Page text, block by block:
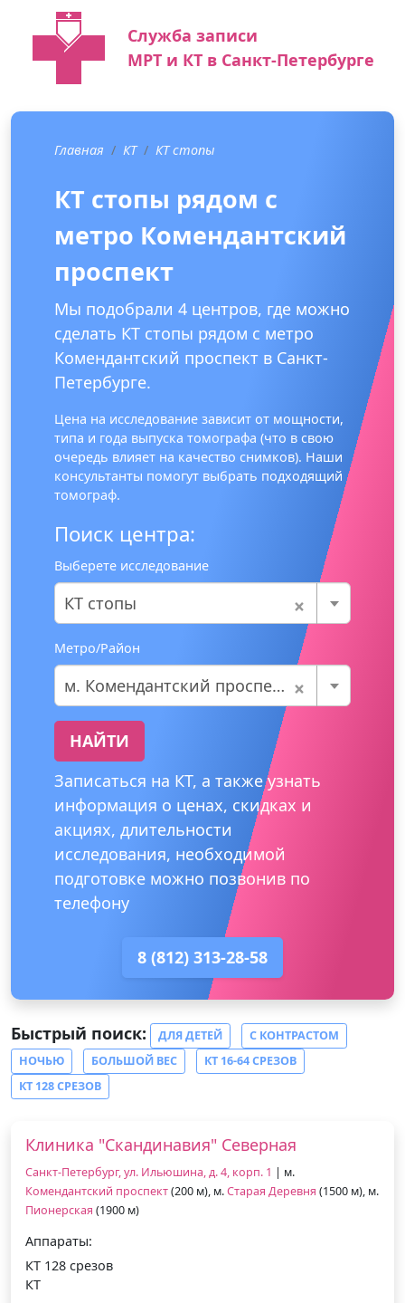
Служба записи
МРТ и КТ в Санкт-Петербурге
Главная КТ КТ стопы
КТ стопы рядом с
метро Комендантский
проспект
Мы подобрали 4 центров, где можно
сделать КТ стопы рядом с метро
Комендантский проспект в Санкт-
Петербурге.
Цена на исследование зависит от мощности,
типа и года выпуска томографа (что в свою
очередь влияет на качество снимков). Наши
консультанты помогут выбрать подходящий
томограф.
Поиск центра:
Выберете исследование
×
КТ стопы
Метро/Район
×
м. Комендантский проспект
НАЙТИ
Записаться на КТ, а также узнать
информация о ценах, скидках и
акциях, длительности
исследования, необходимой
подготовке можно позвонив по
телефону
8 (812) 313-28-58
Быстрый поиск: ДЛЯ ДЕТЕЙ
С КОНТРАСТОМ
НОЧЬЮ
БОЛЬШОЙ ВЕС
КТ 16-64 СРЕЗОВ
КТ 128 СРЕЗОВ
Клиника "Скандинавия" Северная
Санкт-Петербург, ул. Ильюшина, д. 4, корп. 1 | м.
Комендантский проспект(200 м), м.Старая Деревня (1500 м), м.
Пионерская (1900 м)
Аппараты:
КТ 128 срезов
КТ